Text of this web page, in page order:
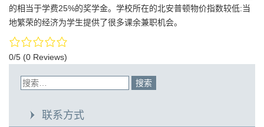
的相当于学费25%的奖学金。学校所在的北安普顿物价指数较低:当
地繁荣的经济为学生提供了很多课余兼职机会。
0/5 (0 Reviews)
联系方式